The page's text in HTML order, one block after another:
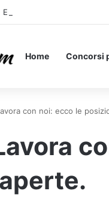
Essere Pagati per Stare a
Home Concorsi
con noi: ecco le